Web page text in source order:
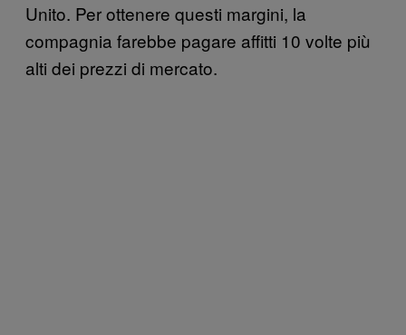
Unito. Per ottenere questi margini, la
compagnia farebbe pagare affitti 10 volte più
alti dei prezzi di mercato.